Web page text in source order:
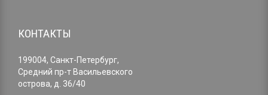
КОНТАКТЫ
199004, Санкт-Петербург,
Средний пр-т Васильевского
острова, д. 36/40